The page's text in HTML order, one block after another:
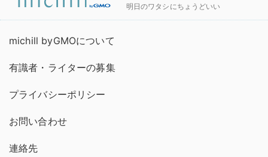
明日のワタシにちょうどいい
michill byGMOについて
有識者・ライターの募集
プライバシーポリシー
お問い合わせ
連絡先